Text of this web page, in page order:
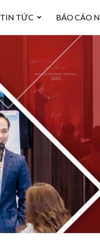
TIN TỨC BÁO CÁO